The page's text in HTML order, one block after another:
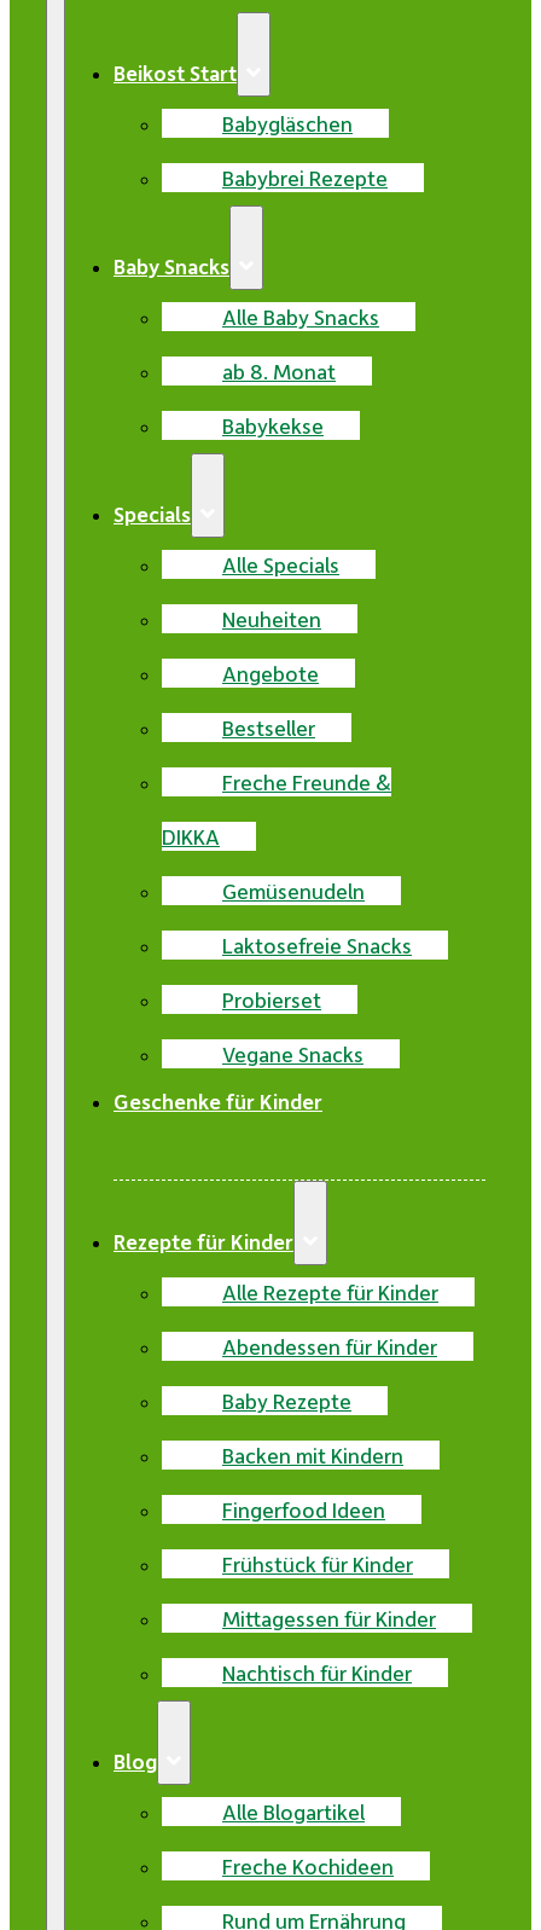
Beikost Start
Babygläschen
Babybrei Rezepte
Baby Snacks
Alle Baby Snacks
ab 8. Monat
Babykekse
Specials
Alle Specials
Neuheiten
Angebote
Bestseller
Freche Freunde &
DIKKA
Gemüsenudeln
Laktosefreie Snacks
Probierset
Vegane Snacks
Geschenke für Kinder
Rezepte für Kinder
Alle Rezepte für Kinder
Abendessen für Kinder
Baby Rezepte
Backen mit Kindern
Fingerfood Ideen
Frühstück für Kinder
Mittagessen für Kinder
Nachtisch für Kinder
Blog
Alle Blogartikel
Freche Kochideen
Rund um Ernährung